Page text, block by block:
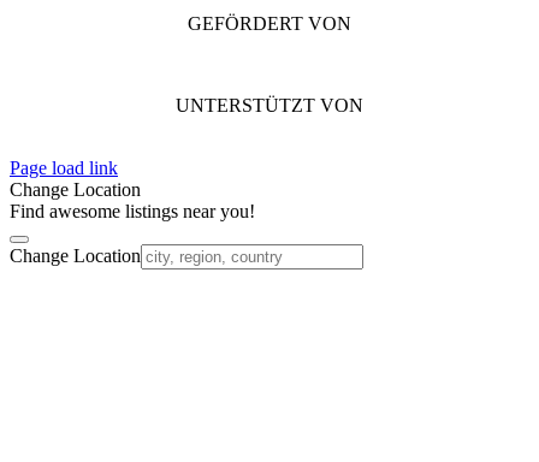
GEFÖRDERT VON
UNTERSTÜTZT VON
Page load link
Change Location
Find awesome listings near you!
Change Location